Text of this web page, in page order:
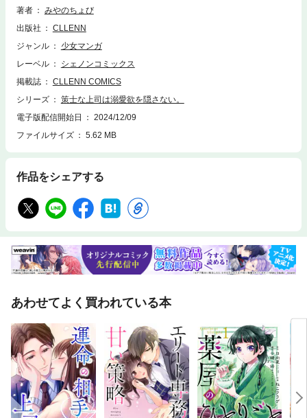
光がドキドキと胸を高鳴らせていると、彼に優しく押し倒されて…。好き
う――！箍が外れた溺愛系上司×ウブで健気なOLのとろ甘胸きゅんラブス
トーリー！
著者
みやのちょび
出版社
CLLENN
ジャンル
少女マンガ
レーベル
シェノンコミックス
掲載誌
CLLENN COMICS
シリーズ
策士な上司は溺愛欲を隠さない。
電子版配信開始日
2024/12/09
ファイルサイズ
5.62 MB
作品をシェアする
あわせてよく買われている本